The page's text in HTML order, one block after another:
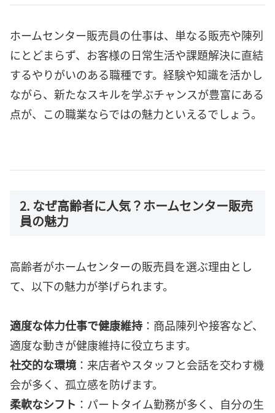
ホームセンター販売員の仕事は、単なる販売や陳列
にとどまらず、お客様の日常生活や課題解決に直結
するやりがいのある職種です。経験や知識を活かし
ながら、新たなスキルを学ぶチャンスが豊富にある
点が、この職業ならではの魅力といえるでしょう。
2. なぜ高齢者に人気？ホームセンター販売
員の魅力
高齢者がホームセンターの販売員を選ぶ理由とし
て、以下の魅力が挙げられます。
適度な体力仕事で健康維持 ：商品陳列や接客など、
適度な動きが健康維持に役立ちます。
社交的な環境 ：来店者やスタッフと会話を交わす機
会が多く、孤立感を防げます。
柔軟なシフト ：パートタイム勤務が多く、自分の生